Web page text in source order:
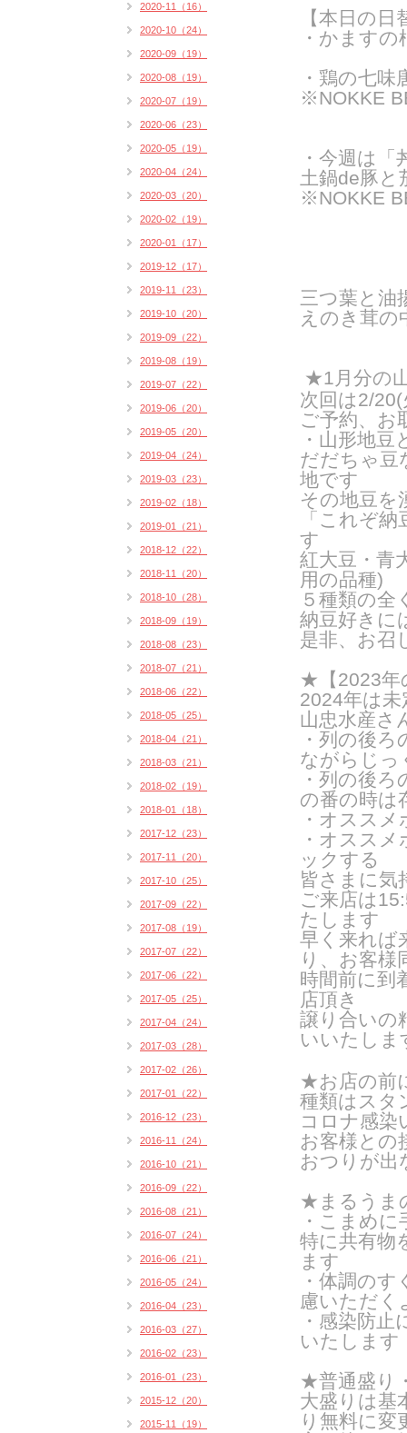
【本日の
・かます
・鶏の七味
※NOKKE
・今週は
土鍋de豚と
※NOKKE
三つ葉と油
えのき茸の
★1月分の
次回は2/
ご予約、 お
・山形地
だだちゃ豆
地です
その地豆を
「これぞ
す
紅大豆・青
用の品種)
５種類の全
納豆好きに
是非、お召
★【2023年
2024年は
山忠水産さ
・列の後
ながらじっ
・列の後
の番の時は
・オスス
・オスス
ックする
皆さまに気
ご来店は
たします
早く来れば
り、お客様
時間前に到
店頂き
譲り合いの
いいたしま
★お店の前
種類はスタ
コロナ感染
お客様との
おつりが出
★まるうま
・こまめ
特に共有物
ます
・体調の
慮いただく
・感染防
いたします
★普通盛り
大盛りは基
り無料に変
2020-11（16）
2020-10（24）
2020-09（19）
2020-08（19）
2020-07（19）
2020-06（23）
2020-05（19）
2020-04（24）
2020-03（20）
2020-02（19）
2020-01（17）
2019-12（17）
2019-11（23）
2019-10（20）
2019-09（22）
2019-08（19）
2019-07（22）
2019-06（20）
2019-05（20）
2019-04（24）
2019-03（23）
2019-02（18）
2019-01（21）
2018-12（22）
2018-11（20）
2018-10（28）
2018-09（19）
2018-08（23）
2018-07（21）
2018-06（22）
2018-05（25）
2018-04（21）
2018-03（21）
2018-02（19）
2018-01（18）
2017-12（23）
2017-11（20）
2017-10（25）
2017-09（22）
2017-08（19）
2017-07（22）
2017-06（22）
2017-05（25）
2017-04（24）
2017-03（28）
2017-02（26）
2017-01（22）
2016-12（23）
2016-11（24）
2016-10（21）
2016-09（22）
2016-08（21）
2016-07（24）
2016-06（21）
2016-05（24）
2016-04（23）
2016-03（27）
2016-02（23）
2016-01（23）
2015-12（20）
2015-11（19）